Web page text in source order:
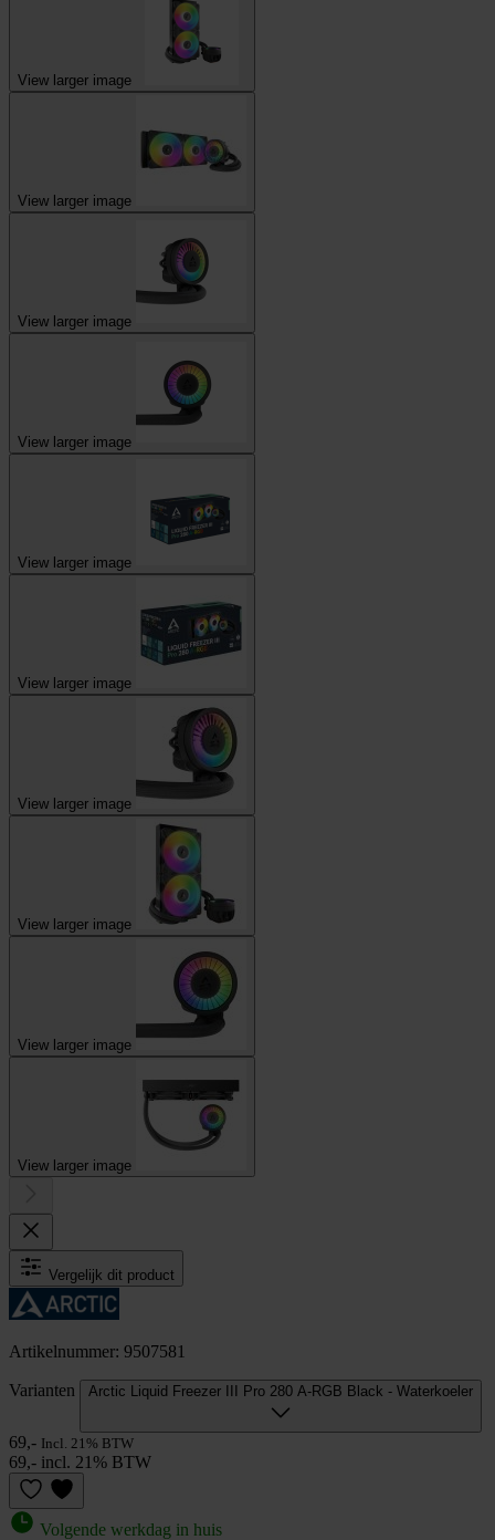
View larger image
View larger image
View larger image
View larger image
View larger image
View larger image
View larger image
View larger image
View larger image
View larger image
Vergelijk dit product
Artikelnummer: 9507581
Varianten Arctic Liquid Freezer III Pro 280 A-RGB Black - Waterkoeler
69,- Incl. 21% BTW
69,- incl. 21% BTW
Volgende werkdag in huis